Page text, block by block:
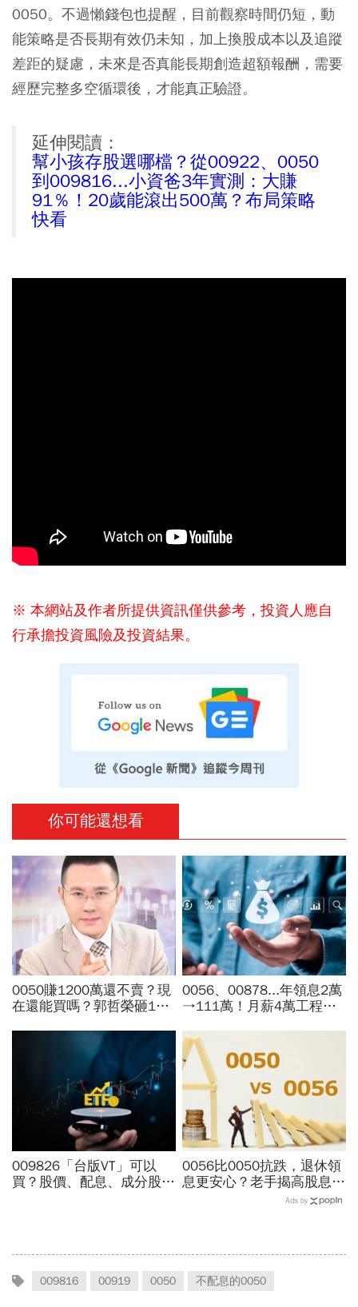
0050。不過懶錢包也提醒，目前觀察時間仍短，動
能策略是否長期有效仍未知，加上換股成本以及追蹤
差距的疑慮，未來是否真能長期創造超額報酬，需要
經歷完整多空循環後，才能真正驗證。
延伸閱讀：
幫小孩存股選哪檔？從00922、0050
到009816...小資爸3年實測：大賺
91％！20歲能滾出500萬？布局策略
快看
※ 本網站及作者所提供資訊僅供參考，投資人應自
行承擔投資風險及投資結果。
你可能還想看
0050賺1200萬還不賣？現
在還能買嗎？郭哲榮砸1億
0056、00878...年領息2萬
→111萬！月薪4萬工程師
少賺捶心肝？現實的帳單更
逼人
009826「台版VT」可以
買？股價、配息、成分股…
0056比0050抗跌，退休領
息更安心？老手揭高股息
「4大致命傷」：股息再投
Ads by
009816 00919 0050 不配息的0050